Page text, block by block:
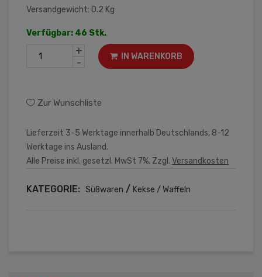
Versandgewicht: 0.2 Kg
Verfügbar: 46 Stk.
+
-
IN WARENKORB
Zur Wunschliste
Lieferzeit 3-5 Werktage innerhalb Deutschlands, 8-12
Werktage ins Ausland.
Alle Preise inkl. gesetzl. MwSt 7%. Zzgl. Versandkosten
KATEGORIE: Süßwaren / Kekse / Waffeln